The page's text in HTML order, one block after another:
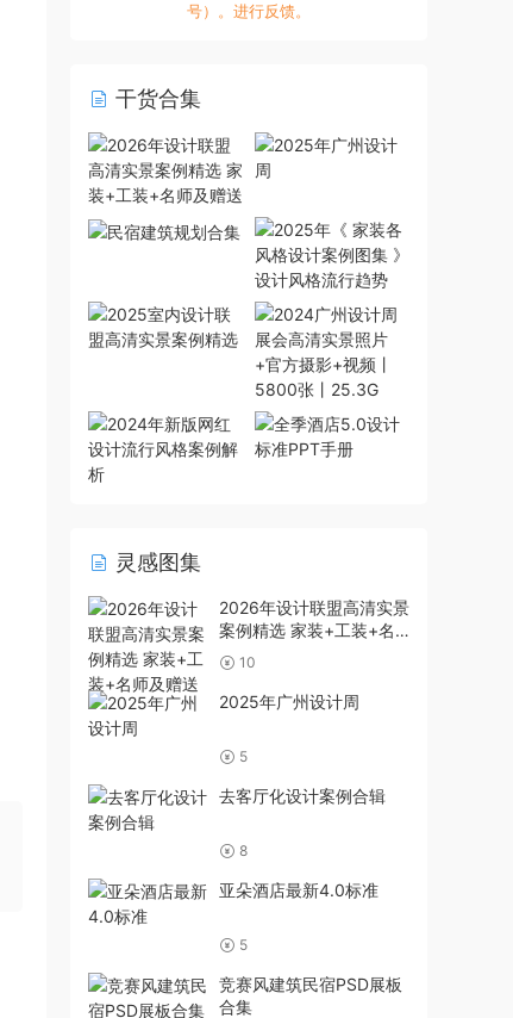
号）。进行反馈。
干货合集
灵感图集
2026年设计联盟高清实景
案例精选 家装+工装+名
师及赠送
10
2025年广州设计周
5
去客厅化设计案例合辑
8
亚朵酒店最新4.0标准
5
竞赛风建筑民宿PSD展板
合集